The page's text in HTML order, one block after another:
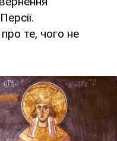
те, чого не